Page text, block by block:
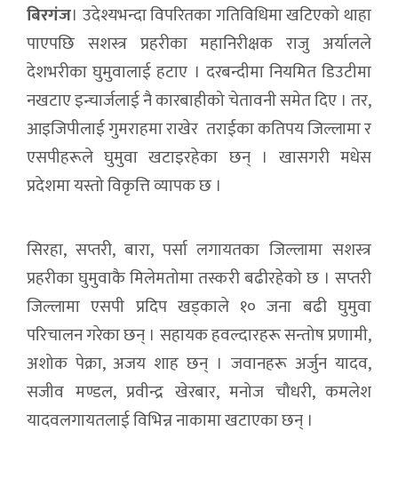
बिरगंज। उदेश्यभन्दा विपरितका गतिविधिमा खटिएको थाहा
पाएपछि सशस्त्र प्रहरीका महानिरीक्षक राजु अर्यालले
देशभरीका घुमुवालाई हटाए । दरबन्दीमा नियमित डिउटीमा
नखटाए इन्चार्जलाई नै कारबाहीको चेतावनी समेत दिए । तर,
आइजिपीलाई गुमराहमा राखेर तराईका कतिपय जिल्लामा र
एसपीहरूले घुमुवा खटाइरहेका छन् । खासगरी मधेस
प्रदेशमा यस्तो विकृत्ति व्यापक छ ।
सिरहा, सप्तरी, बारा, पर्सा लगायतका जिल्लामा सशस्त्र
प्रहरीका घुमुवाकै मिलेमतोमा तस्करी बढीरहेको छ । सप्तरी
जिल्लामा एसपी प्रदिप खड्काले १० जना बढी घुमुवा
परिचालन गरेका छन् । सहायक हवल्दारहरू सन्तोष प्रणामी,
अशोक पेक्रा, अजय शाह छन् । जवानहरू अर्जुन यादव,
सजीव मण्डल, प्रवीन्द्र खेरबार, मनोज चौधरी, कमलेश
यादवलगायतलाई विभिन्न नाकामा खटाएका छन् ।